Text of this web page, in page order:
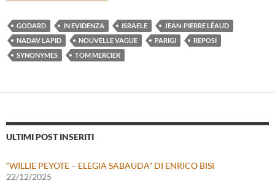
GODARD IN EVIDENZA ISRAELE
JEAN-PIERRE LÉAUD
NADAV LAPID
NOUVELLE VAGUE PARIGI
REPOSI
SYNONYMES
TOM MERCIER
ULTIMI POST INSERITI
“WILLIE PEYOTE – ELEGIA SABAUDA” DI ENRICO BISI
22/12/2025